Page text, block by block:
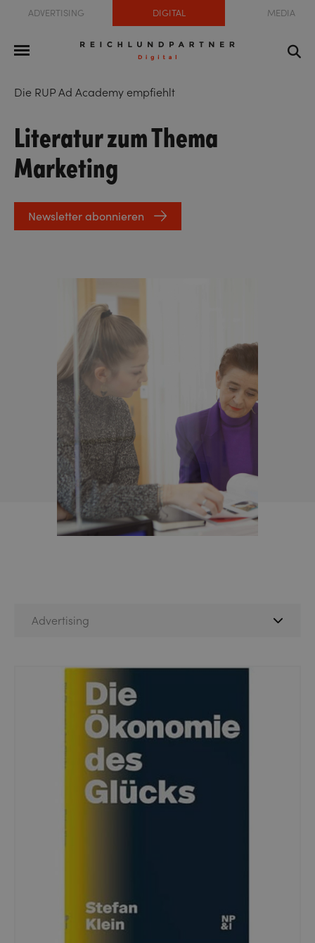
ADVERTISING DIGITAL MEDIA
Die RUP Ad Academy empfiehlt
Literatur zum Thema
Marketing
Newsletter abonnieren
Advertising